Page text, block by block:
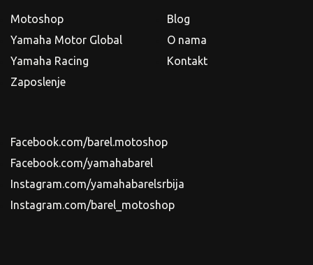
Motoshop
Yamaha Motor Global
Yamaha Racing
Zaposlenje
Blog
O nama
Kontakt
Facebook.com/barel.motoshop
Facebook.com/yamahabarel
Instagram.com/yamahabarelsrbija
Instagram.com/barel_motoshop